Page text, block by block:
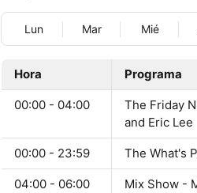
Lun Mar Mié
Hora Programa
00:00 - 04:00
The Friday
and Eric Lee
00:00 - 23:59 The What's
04:00 - 06:00 Mix Show -